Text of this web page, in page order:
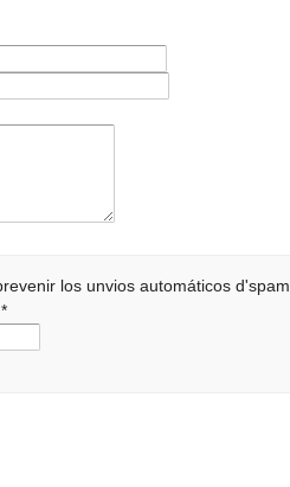
los unvios automáticos d'spam.
*